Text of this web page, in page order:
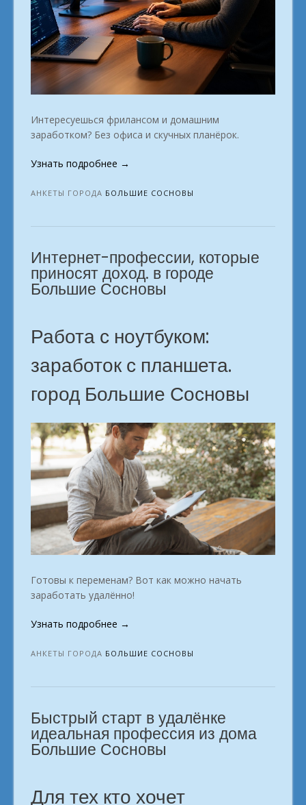
Интересуешься фрилансом и домашним
заработком? Без офиса и скучных планёрок.
Узнать подробнее «Какие
выбрать
в
интернете?
в
городе
Сосновы»
→
АНКЕТЫ ГОРОДА БОЛЬШИЕ СОСНОВЫ
Интернет-профессии, которые
приносят доход. в городе
Большие Сосновы
Работа с ноутбуком:
заработок с планшета.
город Большие Сосновы
Готовы к переменам? Вот как можно начать
заработать удалённо!
Узнать подробнее «Интернет-
которые
доход.
городе
Большие
Сосновы»
→
АНКЕТЫ ГОРОДА БОЛЬШИЕ СОСНОВЫ
Быстрый старт в удалёнке
идеальная профессия из дома
Большие Сосновы
Для тех кто хочет